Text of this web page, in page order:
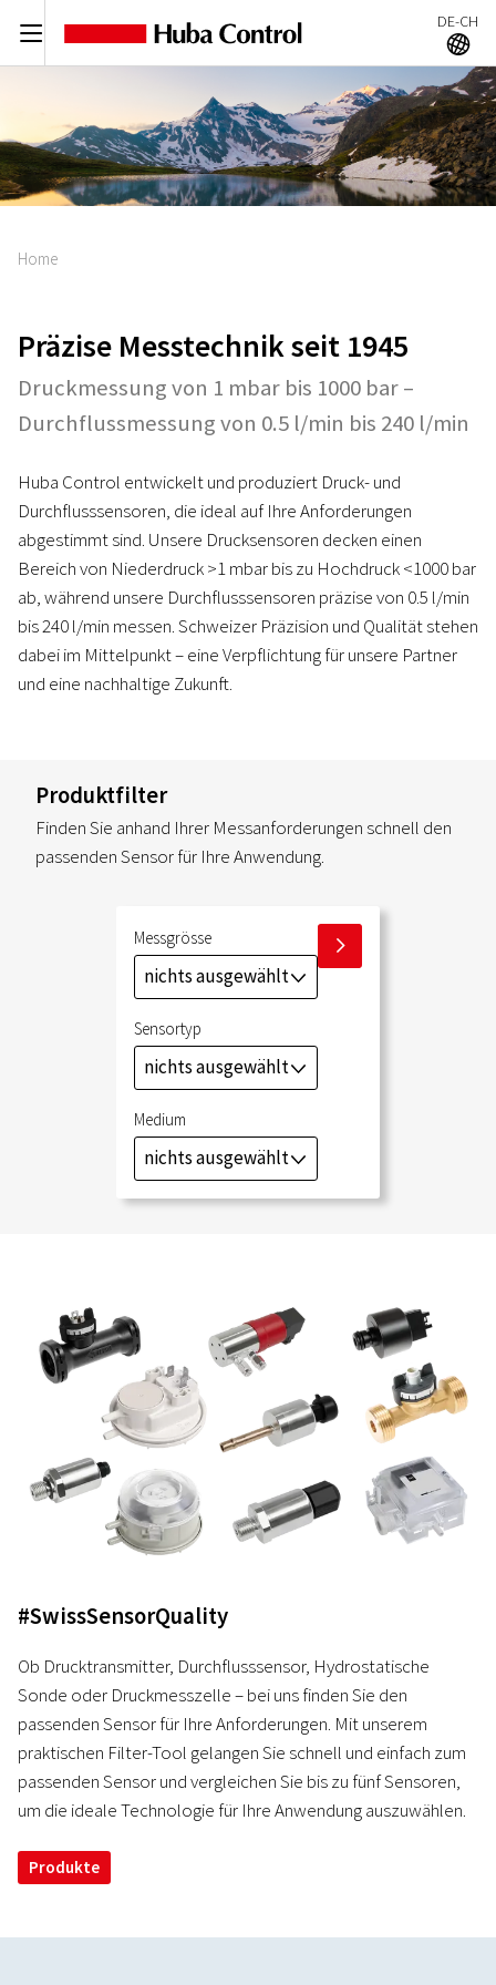
C DE-CH
A
Home
Präzise Messtechnik seit 1945
Druckmessung von 1 mbar bis 1000 bar –
Durchflussmessung von 0.5 l/min bis 240 l/min
Huba Control entwickelt und produziert Druck- und
Durchflusssensoren, die ideal auf Ihre Anforderungen
abgestimmt sind. Unsere Drucksensoren decken einen
Bereich von Niederdruck >1 mbar bis zu Hochdruck <1000 bar
ab, während unsere Durchflusssensoren präzise von 0.5 l/min
bis 240 l/min messen. Schweizer Präzision und Qualität stehen
dabei im Mittelpunkt – eine Verpflichtung für unsere Partner
und eine nachhaltige Zukunft.
Produktfilter
Finden Sie anhand Ihrer Messanforderungen schnell den
passenden Sensor für Ihre Anwendung.
Messgrösse
nichts ausgewähltJ
Sensortyp
nichts ausgewähltJ
Medium
nichts ausgewähltJ
I
#SwissSensorQuality
Ob Drucktransmitter, Durchflusssensor, Hydrostatische
Sonde oder Druckmesszelle – bei uns finden Sie den
passenden Sensor für Ihre Anforderungen. Mit unserem
praktischen Filter-Tool gelangen Sie schnell und einfach zum
passenden Sensor und vergleichen Sie bis zu fünf Sensoren,
um die ideale Technologie für Ihre Anwendung auszuwählen.
Produkte